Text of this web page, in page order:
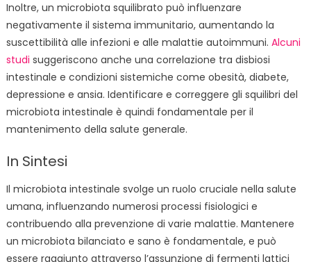
Inoltre, un microbiota squilibrato può influenzare
negativamente il sistema immunitario, aumentando la
suscettibilità alle infezioni e alle malattie autoimmuni. Alcuni
studi suggeriscono anche una correlazione tra disbiosi
intestinale e condizioni sistemiche come obesità, diabete,
depressione e ansia. Identificare e correggere gli squilibri del
microbiota intestinale è quindi fondamentale per il
mantenimento della salute generale.
In Sintesi
Il microbiota intestinale svolge un ruolo cruciale nella salute
umana, influenzando numerosi processi fisiologici e
contribuendo alla prevenzione di varie malattie. Mantenere
un microbiota bilanciato e sano è fondamentale, e può
essere raggiunto attraverso l’assunzione di fermenti lattici